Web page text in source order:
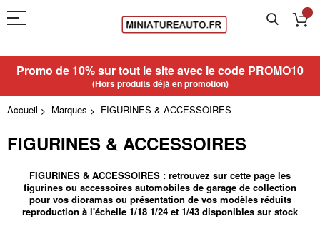
Promo de 10% sur tout le site avec le code PROMO10
(Hors produits déjà en promotion)
Accueil Marques FIGURINES & ACCESSOIRES
FIGURINES & ACCESSOIRES
FIGURINES & ACCESSOIRES : retrouvez sur cette page les
figurines ou accessoires automobiles de garage de collection
pour vos dioramas ou présentation de vos modèles réduits
reproduction à l'échelle 1/18 1/24 et 1/43 disponibles sur stock